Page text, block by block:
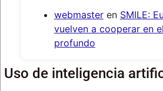
webmasteren SMILE:
vuelven a cooperar en
profundo
Uso de inteligencia